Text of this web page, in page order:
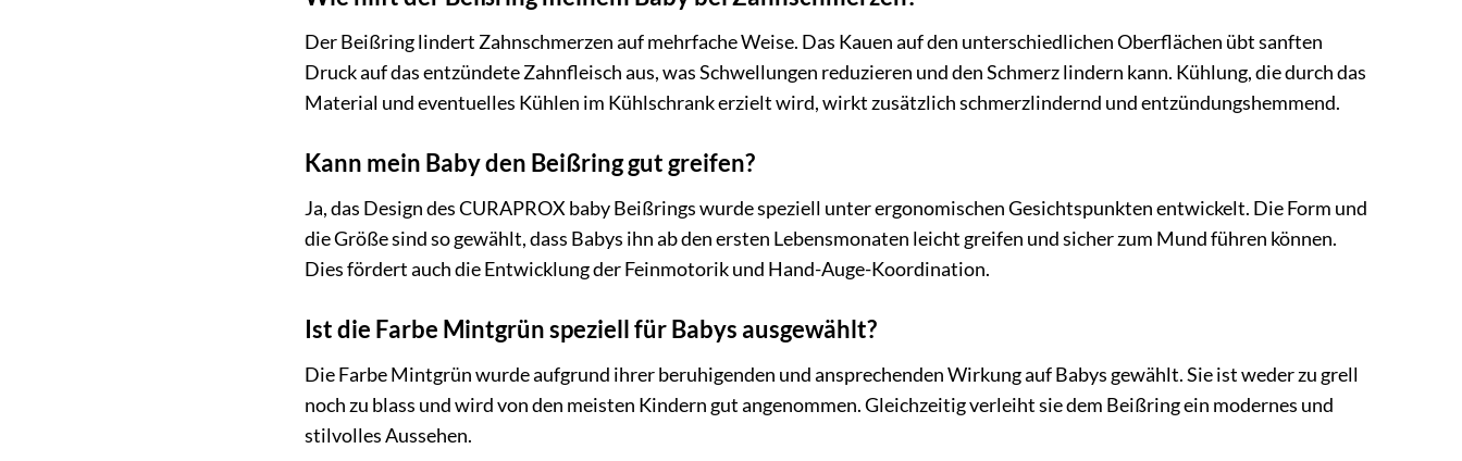
Der Beißring lindert Zahnschmerzen auf mehrfache Weise. Das Kauen auf den unterschiedlichen Oberflächen übt sanften
Druck auf das entzündete Zahnfleisch aus, was Schwellungen reduzieren und den Schmerz lindern kann. Kühlung, die durch das
Material und eventuelles Kühlen im Kühlschrank erzielt wird, wirkt zusätzlich schmerzlindernd und entzündungshemmend.
Kann mein Baby den Beißring gut greifen?
Ja, das Design des CURAPROX baby Beißrings wurde speziell unter ergonomischen Gesichtspunkten entwickelt. Die Form und
die Größe sind so gewählt, dass Babys ihn ab den ersten Lebensmonaten leicht greifen und sicher zum Mund führen können.
Dies fördert auch die Entwicklung der Feinmotorik und Hand-Auge-Koordination.
Ist die Farbe Mintgrün speziell für Babys ausgewählt?
Die Farbe Mintgrün wurde aufgrund ihrer beruhigenden und ansprechenden Wirkung auf Babys gewählt. Sie ist weder zu grell
noch zu blass und wird von den meisten Kindern gut angenommen. Gleichzeitig verleiht sie dem Beißring ein modernes und
stilvolles Aussehen.